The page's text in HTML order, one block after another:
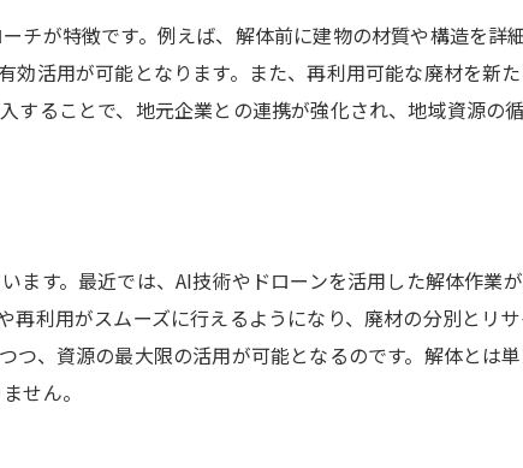
チが特徴です。例えば、解体前に建物の材質や構造を詳
活用が可能となります。また、再利用可能な廃材を新
することで、地元企業との連携が強化され、地域資源の
す。最近では、AI技術やドローンを活用した解体作業
利用がスムーズに行えるようになり、廃材の分別とリ
つ、資源の最大限の活用が可能となるのです。解体とは
せん。